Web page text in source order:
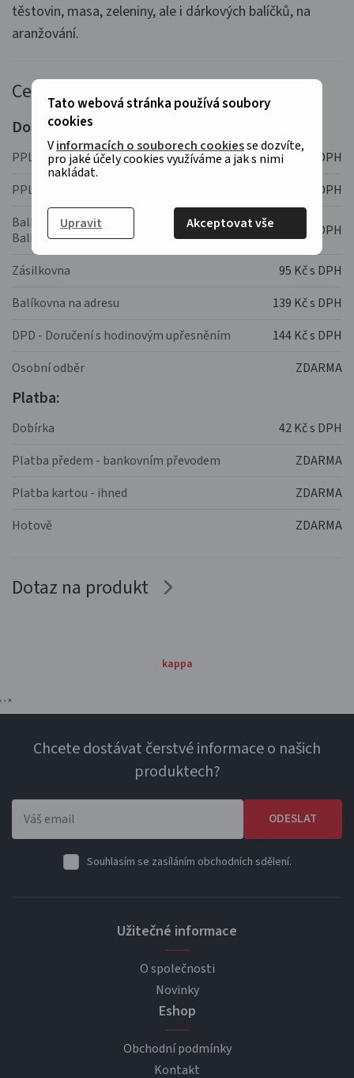
Tato webová stránka používá soubory
cookies
Vinformacích o souborech cookiesse dozvíte,
pro jaké účely cookies využíváme a jak s nimi
nakládat.
Upravit Akceptovat vše
těstovin, masa, zeleniny, ale i dárkových balíčků, na
aranžování.
Ceník dopravy
Doprava:
PPL na adresu
121 Kč s DPH
PPL výdejní místa a Alzaboxy
79 Kč s DPH
Balíkovna - vyzvednutí balíků v rozsáhlé síti
Balíkoven s rychlým odbavením
85 Kč s DPH
Zásilkovna
95 Kč s DPH
Balíkovna na adresu
139 Kč s DPH
DPD - Doručení s hodinovým upřesněním
144 Kč s DPH
Osobní odběr
ZDARMA
Platba:
Dobírka
42 Kč s DPH
Platba předem - bankovním převodem
ZDARMA
Platba kartou - ihned
ZDARMA
Hotově
ZDARMA
Dotaz na produkt
kappa
‹ › ×
Chcete dostávat čerstvé informace o našich
produktech?
ODESLAT
Souhlasím se zasíláním obchodních sdělení.
Užitečné informace
O společnosti
Novinky
Eshop
Obchodní podmínky
Kontakt